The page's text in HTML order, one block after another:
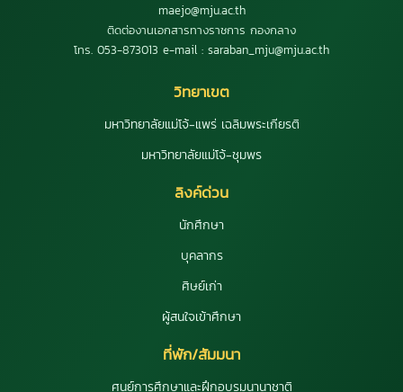
maejo@mju.ac.th
ติดต่องานเอกสารทางราชการ กองกลาง
โทร. 053-873013 e-mail : saraban_mju@mju.ac.th
วิทยาเขต
มหาวิทยาลัยแม่โจ้-แพร่ เฉลิมพระเกียรติ
มหาวิทยาลัยแม่โจ้-ชุมพร
ลิงค์ด่วน
นักศึกษา
บุคลากร
ศิษย์เก่า
ผู้สนใจเข้าศึกษา
ที่พัก/สัมมนา
ศูนย์การศึกษาและฝึกอบรมนานาชาติ